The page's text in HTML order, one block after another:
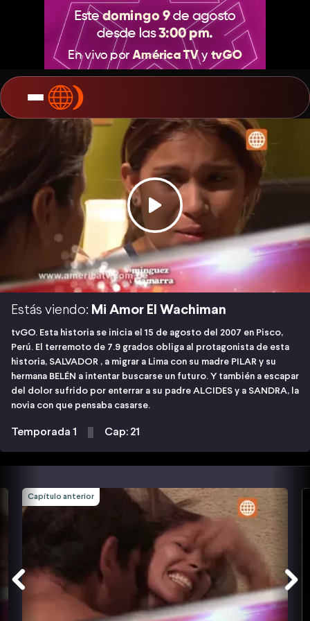
Estás viendo: Mi Amor El Wachiman
tvGO. Esta historia se inicia el 15 de agosto del 2007 en Pisco,
Perú. El terremoto de 7.9 grados obliga al protagonista de esta
historia, SALVADOR , a migrar a Lima con su madre PILAR y su
hermana BELÉN a intentar buscarse un futuro. Y también a escapar
del dolor sufrido por enterrar a su padre ALCIDES y a SANDRA, la
novia con que pensaba casarse.
Temporada 1 Cap: 21
Capítulo anterior